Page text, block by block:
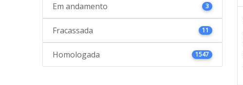
Em andamento 3
Fracassada 11
Homologada 1547